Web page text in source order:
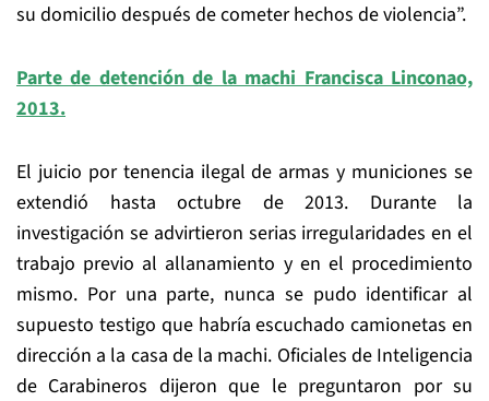
su domicilio después de cometer hechos de violencia”.
Parte de detención de la machi Francisca Linconao,
2013.
El juicio por tenencia ilegal de armas y municiones se
extendió hasta octubre de 2013. Durante la
investigación se advirtieron serias irregularidades en el
trabajo previo al allanamiento y en el procedimiento
mismo. Por una parte, nunca se pudo identificar al
supuesto testigo que habría escuchado camionetas en
dirección a la casa de la machi. Oficiales de Inteligencia
de Carabineros dijeron que le preguntaron por su